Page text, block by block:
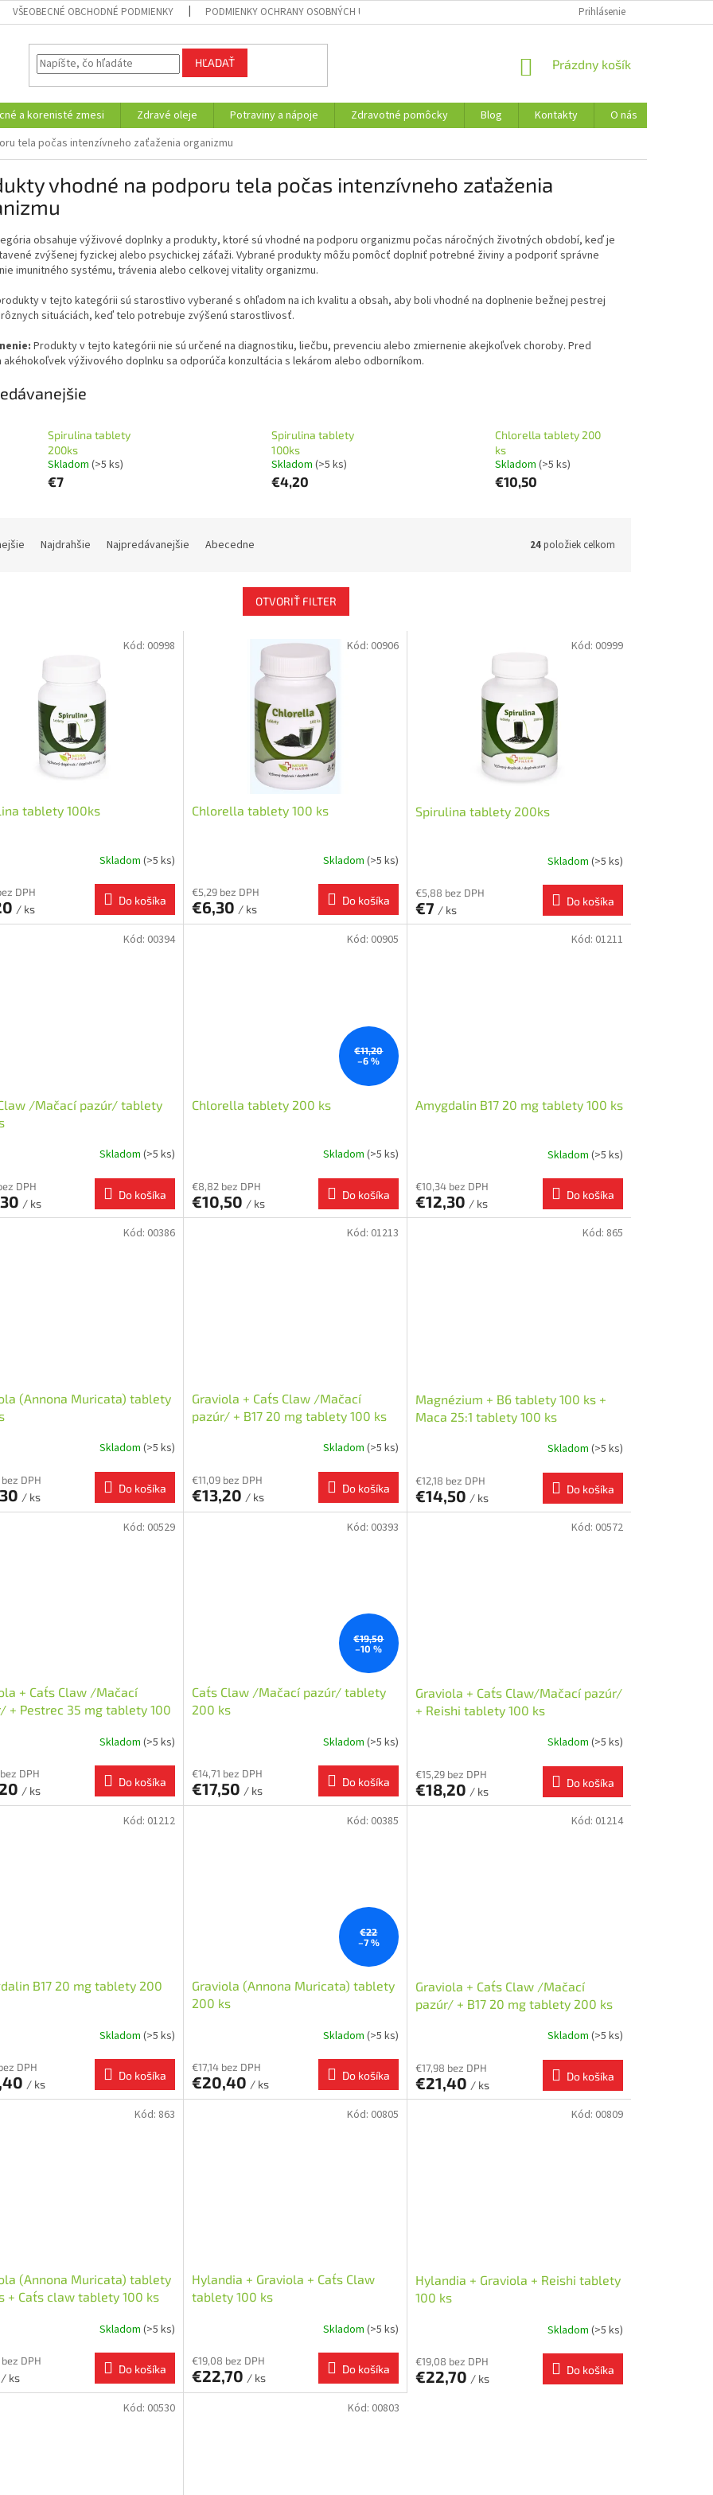
VŠEOBECNÉ OBCHODNÉ PODMIENKY PODMIENKY OCHRANY OSOBNÝCH ÚDAJOV FORMULÁR NA ODSTÚPENIE OD
Prihlásenie
HĽADAŤ
NÁKUPNÝ
Prázdny košík
a korenisté zmesi Zdravé oleje Potraviny a nápoje Zdravotné pomôcky Blog Kontakty
O nás
tela počas intenzívneho zaťaženia organizmu
vhodné na podporu tela počas intenzívneho zaťaženia
obsahuje výživové doplnky a produkty, ktoré sú vhodné na podporu organizmu počas náročných životných období, keď je
zvýšenej fyzickej alebo psychickej záťaži. Vybrané produkty môžu pomôcť doplniť potrebné živiny a podporiť správne
imunitného systému, trávenia alebo celkovej vitality organizmu.
v tejto kategórii sú starostlivo vyberané s ohľadom na ich kvalitu a obsah, aby boli vhodné na doplnenie bežnej pestrej
situáciách, keď telo potrebuje zvýšenú starostlivosť.
Produkty v tejto kategórii nie sú určené na diagnostiku, liečbu, prevenciu alebo zmiernenie akejkoľvek choroby. Pred
akéhokoľvek výživového doplnku sa odporúča konzultácia s lekárom alebo odborníkom.
Spirulina tablety
200ks
Skladom (>5 ks)
€7
Spirulina tablety
100ks
Skladom (>5 ks)
€4,20
Chlorella tablety 200
ks
Skladom (>5 ks)
€10,50
Najdrahšie Najpredávanejšie Abecedne 24položiek celkom
OTVORIŤ FILTER
tablety 100ks
Skladom (>5 ks)
DPH
/ ks
Do košíka
Kód: 00998
Chlorella tablety 100 ks
Skladom (>5 ks)
€5,29 bez DPH
€6,30 / ks
Do košíka
Kód: 00906
Spirulina tablety 200ks
Skladom (>5 ks)
€5,88 bez DPH
€7 / ks
Do košíka
Kód: 00999
Claw /Mačací pazúr/ tablety
Skladom (>5 ks)
DPH
/ ks
Do košíka
Kód: 00394
€11,20
–6 %
Chlorella tablety 200 ks
Skladom (>5 ks)
€8,82 bez DPH
€10,50 / ks
Do košíka
Kód: 00905
Amygdalin B17 20 mg tablety 100 ks
Skladom (>5 ks)
€10,34 bez DPH
€12,30 / ks
Do košíka
Kód: 01211
(Annona Muricata) tablety
Skladom (>5 ks)
DPH
/ ks
Do košíka
Kód: 00386
Graviola + Cat´s Claw /Mačací
pazúr/ + B17 20 mg tablety 100 ks
Skladom (>5 ks)
€11,09 bez DPH
€13,20 / ks
Do košíka
Kód: 01213
Magnézium + B6 tablety 100 ks +
Maca 25:1 tablety 100 ks
Skladom (>5 ks)
€12,18 bez DPH
€14,50 / ks
Do košíka
Kód: 865
+ Cat´s Claw /Mačací
+ Pestrec 35 mg tablety 100
Skladom (>5 ks)
DPH
/ ks
Do košíka
Kód: 00529
€19,50
–10 %
Cat´s Claw /Mačací pazúr/ tablety
200 ks
Skladom (>5 ks)
€14,71 bez DPH
€17,50 / ks
Do košíka
Kód: 00393
Graviola + Cat´s Claw/Mačací pazúr/
+ Reishi tablety 100 ks
Skladom (>5 ks)
€15,29 bez DPH
€18,20 / ks
Do košíka
Kód: 00572
B17 20 mg tablety 200
Skladom (>5 ks)
DPH
/ ks
Do košíka
Kód: 01212
€22
–7 %
Graviola (Annona Muricata) tablety
200 ks
Skladom (>5 ks)
€17,14 bez DPH
€20,40 / ks
Do košíka
Kód: 00385
Graviola + Cat´s Claw /Mačací
pazúr/ + B17 20 mg tablety 200 ks
Skladom (>5 ks)
€17,98 bez DPH
€21,40 / ks
Do košíka
Kód: 01214
(Annona Muricata) tablety
+ Cat´s claw tablety 100 ks
Skladom (>5 ks)
DPH
/ ks
Do košíka
Kód: 863
Hylandia + Graviola + Cat´s Claw
tablety 100 ks
Skladom (>5 ks)
€19,08 bez DPH
€22,70 / ks
Do košíka
Kód: 00805
Hylandia + Graviola + Reishi tablety
100 ks
Skladom (>5 ks)
€19,08 bez DPH
€22,70 / ks
Do košíka
Kód: 00809
Kód: 00530 Kód: 00803